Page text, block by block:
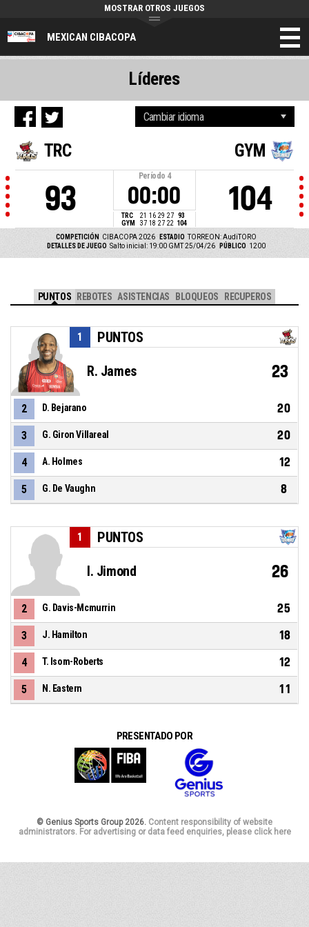
MEXICAN CIBACOPA
MOSTRAR OTROS JUEGOS
TRC
93
Período 4
00:00
TRC 21 16 29 27 93
GYM
37 18 27 22 104
GYM
104
COMPETICIÓN CIBACOPA 2026 ESTADIO TORREON: AudiTORO
DETALLES DE JUEGO Salto inicial: 19:00 GMT 25/04/26 PÚBLICO 1200
Líderes
PUNTOS REBOTES ASISTENCIAS BLOQUEOS RECUPEROS
PUNTOS
1
R. James 23
2 D. Bejarano 20
3 G. Giron Villareal 20
4 A. Holmes 12
5 G. De Vaughn 8
PUNTOS
1
I. Jimond 26
2 G. Davis-Mcmurrin 25
3 J. Hamilton 18
4 T. Isom-Roberts 12
5 N. Eastern 11
PRESENTADO POR
© Genius Sports Group 2026. Content responsibility of website
administrators. For advertising or data feed enquiries, please click here